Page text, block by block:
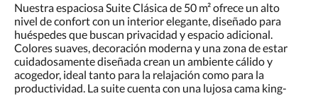
Nuestra espaciosa Suite Clásica de 50 m² ofrece un alto
nivel de confort con un interior elegante, diseñado para
huéspedes que buscan privacidad y espacio adicional.
Colores suaves, decoración moderna y una zona de estar
cuidadosamente diseñada crean un ambiente cálido y
acogedor, ideal tanto para la relajación como para la
productividad. La suite cuenta con una lujosa cama king-